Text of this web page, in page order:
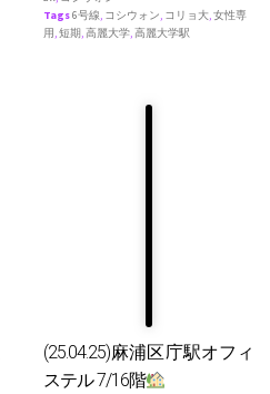
Tags6号線, コシウォン, コリョ大,女性専
用,短期,高麗大学,高麗大学駅
(25.04.25)麻浦区庁駅オフィ
ステル 7/16階